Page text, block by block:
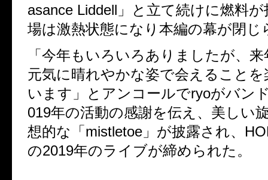
asance Liddell」と立て続けに燃料
場は激熱状態になり本編の幕が閉じ
「今年もいろいろありましたが、
元気に晴れやかな姿で会えること
います」とアンコールでryoがバン
019年の活動の感謝を伝え、美しい
想的な「mistletoe」が披露され、
の2019年のライブが締められた。